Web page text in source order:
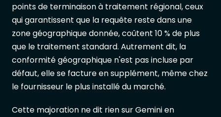
points de terminaison à traitement régional, ceux
qui garantissent que la requête reste dans une
zone géographique donnée, coûtent 10 % de plus
que le traitement standard. Autrement dit, la
conformité géographique n'est pas incluse par
défaut, elle se facture en supplément, même chez
le fournisseur le plus installé du marché.
Cette majoration ne dit rien sur Gemini en